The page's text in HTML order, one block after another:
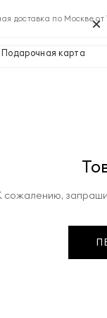
доставка по Москве
Подарочная карта
сожалению,
×
Применить